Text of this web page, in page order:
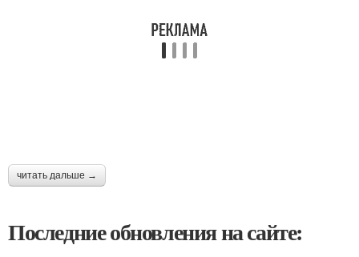
читать дальше →
Последние обновления на сайте: